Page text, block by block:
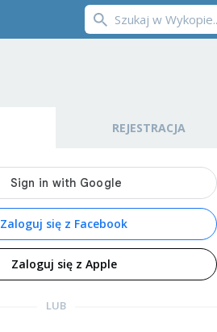
REJESTRACJA
Zaloguj się z Facebook
Zaloguj się z Apple
LUB